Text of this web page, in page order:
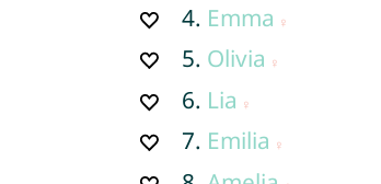
4. Emma
5. Olivia
6. Lia
7. Emilia